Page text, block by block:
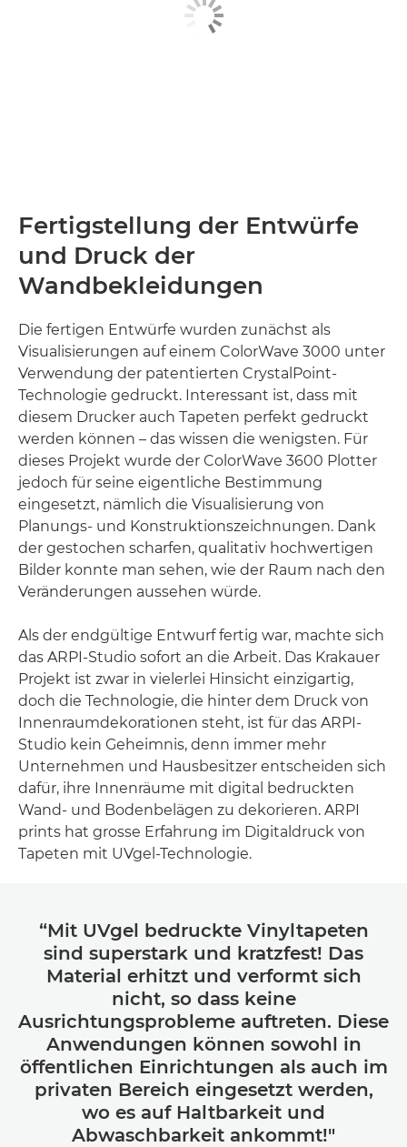
Fertigstellung der Entwürfe
und Druck der
Wandbekleidungen
Die fertigen Entwürfe wurden zunächst als
Visualisierungen auf einem ColorWave 3000 unter
Verwendung der patentierten CrystalPoint-
Technologie gedruckt. Interessant ist, dass mit
diesem Drucker auch Tapeten perfekt gedruckt
werden können – das wissen die wenigsten. Für
dieses Projekt wurde der ColorWave 3600 Plotter
jedoch für seine eigentliche Bestimmung
eingesetzt, nämlich die Visualisierung von
Planungs- und Konstruktionszeichnungen. Dank
der gestochen scharfen, qualitativ hochwertigen
Bilder konnte man sehen, wie der Raum nach den
Veränderungen aussehen würde.
Als der endgültige Entwurf fertig war, machte sich
das ARPI-Studio sofort an die Arbeit. Das Krakauer
Projekt ist zwar in vielerlei Hinsicht einzigartig,
doch die Technologie, die hinter dem Druck von
Innenraumdekorationen steht, ist für das ARPI-
Studio kein Geheimnis, denn immer mehr
Unternehmen und Hausbesitzer entscheiden sich
dafür, ihre Innenräume mit digital bedruckten
Wand- und Bodenbelägen zu dekorieren. ARPI
prints hat grosse Erfahrung im Digitaldruck von
Tapeten mit UVgel-Technologie.
“Mit UVgel bedruckte Vinyltapeten
sind superstark und kratzfest! Das
Material erhitzt und verformt sich
nicht, so dass keine
Ausrichtungsprobleme auftreten. Diese
Anwendungen können sowohl in
öffentlichen Einrichtungen als auch im
privaten Bereich eingesetzt werden,
wo es auf Haltbarkeit und
Abwaschbarkeit ankommt!"